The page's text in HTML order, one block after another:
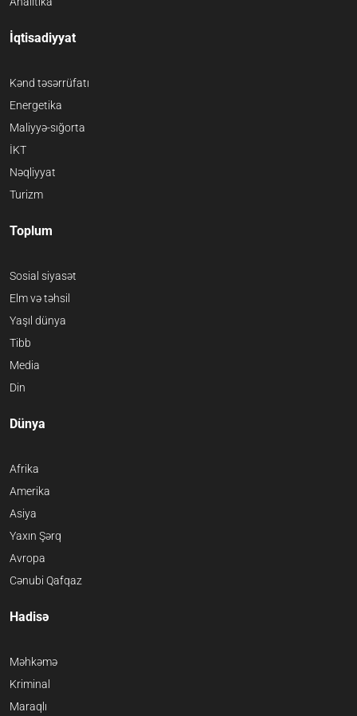
İqtisadiyyat
Kənd təsərrüfatı
Energetika
Maliyyə-sığorta
İKT
Nəqliyyat
Turizm
Toplum
Sosial siyasət
Elm və təhsil
Yaşıl dünya
Tibb
Media
Din
Dünya
Afrika
Amerika
Asiya
Yaxın Şərq
Avropa
Cənubi Qafqaz
Hadisə
Məhkəmə
Kriminal
Maraqlı